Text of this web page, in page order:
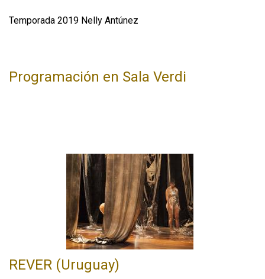
Temporada 2019 Nelly Antúnez
Programación en Sala Verdi
REVER (Uruguay)